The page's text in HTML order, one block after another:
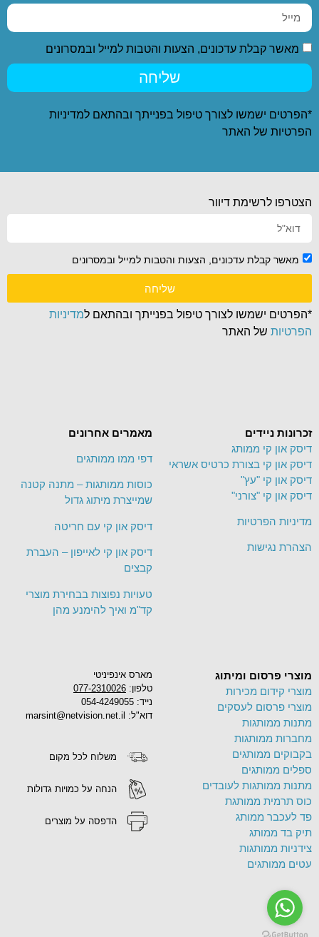
מאשר קבלת עדכונים, הצעות והטבות למייל ובמסרונים
שליחה
*הפרטים ישמשו לצורך טיפול בפנייתך ובהתאם למדיניות
הפרטיות של האתר
מארס אינפיניטי
טלפון: 077-2310026
נייד: 054-4249055
דוא"ל: marsint@netvision.net.il
משלוח לכל מקום
הנחה על כמויות גדולות
הדפסה על מוצרים
מוצרי פרסום ומיתוג
מוצרי קידום מכירות
מוצרי פרסום לעסקים
מתנות ממותגות
מחברות ממותגות
בקבוקים ממותגים
ספלים ממותגים
מתנות ממותגות לעובדים
כוס תרמית ממותגת
פד לעכבר ממותג
תיק בד ממותג
צידניות ממותגות
עטים ממותגים
מאמרים אחרונים
דפי ממו ממותגים
כוסות ממותגות – מתנה קטנה
שמייצרת מיתוג גדול
דיסק און קי עם חריטה
דיסק און קי לאייפון – העברת
קבצים
טעויות נפוצות בבחירת מוצרי
קד"מ ואיך להימנע מהן
זכרונות ניידים
דיסק און קי ממותג
דיסק און קי בצורת כרטיס אשראי
דיסק און קי "עץ"
דיסק און קי "צורני"
מדיניות הפרטיות
הצהרת נגישות
הצטרפו לרשימת דיוור
מאשר קבלת עדכונים, הצעות והטבות למייל ובמסרונים
שליחה
*הפרטים ישמשו לצורך טיפול בפנייתך ובהתאם למדיניות
הפרטיות של האתר